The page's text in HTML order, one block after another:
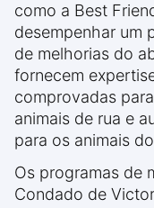
como a Best
desempenhar um
de melhorias do
fornecem
comprovadas
animais de rua e
para os animais
Os programas de
Condado de